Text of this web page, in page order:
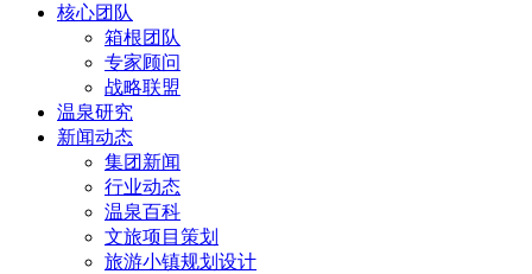
核心团队
箱根团队
专家顾问
战略联盟
温泉研究
新闻动态
集团新闻
行业动态
温泉百科
文旅项目策划
旅游小镇规划设计